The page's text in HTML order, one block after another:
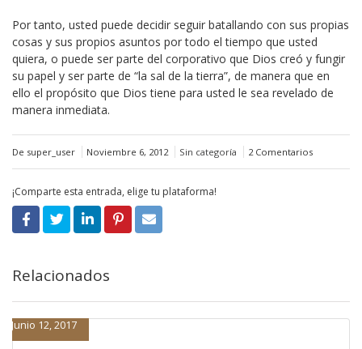
Por tanto, usted puede decidir seguir batallando con sus propias
cosas y sus propios asuntos por todo el tiempo que usted
quiera, o puede ser parte del corporativo que Dios creó y fungir
su papel y ser parte de “la sal de la tierra”, de manera que en
ello el propósito que Dios tiene para usted le sea revelado de
manera inmediata.
De super_user Noviembre 6, 2012 Sin categoría 2 Comentarios
¡Comparte esta entrada, elige tu plataforma!
Relacionados
Junio 12, 2017